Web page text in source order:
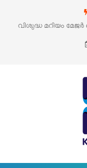
സമർപ്പണ തിരുനാൾ